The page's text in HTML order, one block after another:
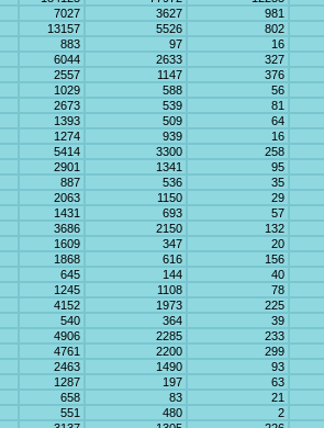
7027 3627
981
13157 5526
802
883 97
16
6044 2633
327
2557 1147
376
1029 588
56
2673 539
81
1393 509
64
1274 939
16
5414 3300
258
2901 1341
95
887 536
35
2063 1150
29
1431 693
57
3686 2150
132
1609 347
20
1868 616
156
645 144
40
1245 1108
78
4152 1973
225
540 364
39
4906 2285
233
4761 2200
299
2463 1490
93
1287 197
63
658 83
21
551 480
2